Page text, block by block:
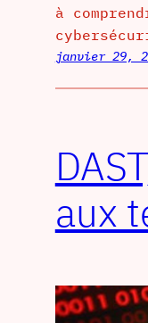
à
janvier 29,
aux